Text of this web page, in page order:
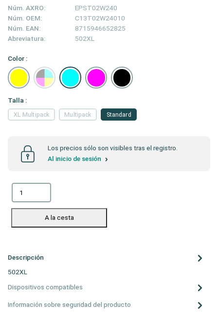
Núm. AXRO:
EPST02W240
Núm. OEM:
C13T02W24010
Núm. EAN:
8715946652825
Abreviatura:
502XL
Color :
Talla :
Standard
XL Multipack Multipack
Los precios sólo son visibles tras el registro.
Al inicio de sesión
A la cesta
Descripción
502XL
Dispositivos compatibles
Información sobre seguridad del producto